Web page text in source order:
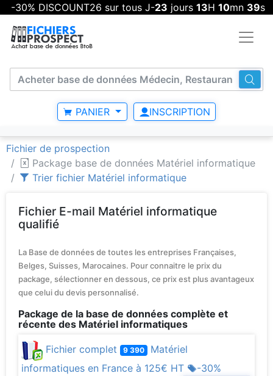
-30% DISCOUNT26 sur tous J-23 jours 13H 10mn 39s
PANIER INSCRIPTION
Fichier de prospection
Package base de données Matériel informatique
Trier fichier Matériel informatique
Fichier E-mail Matériel informatique
qualifié
La Base de données de toutes les entreprises Françaises,
Belges, Suisses, Marocaines. Pour connaitre le prix du
package, sélectionner en dessous, ce prix est plus avantageux
que celui du devis personnalisé.
Package de la base de données complète et
récente des Matériel informatiques
Fichier complet 9 390 Matériel
informatiques en France à 125€ HT
-30%